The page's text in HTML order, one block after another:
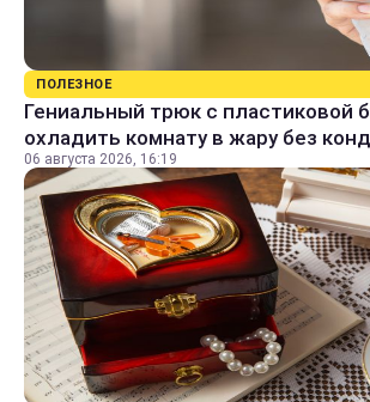
ПОЛЕЗНОЕ
Гениальный трюк с пластиковой
охладить комнату в жару без
06 августа 2026, 16:19